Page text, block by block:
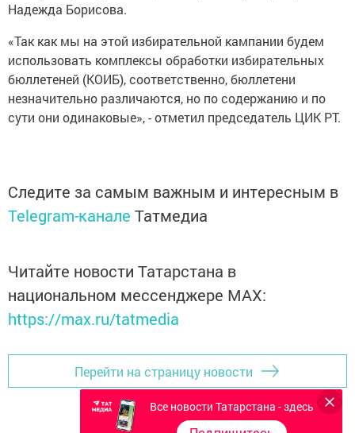
Надежда Борисова.
«Так как мы на этой избирательной кампании будем
использовать комплексы обработки избирательных
бюллетеней (КОИБ), соответственно, бюллетени
незначительно различаются, но по содержанию и по
сути они одинаковые», - отметил председатель ЦИК РТ.
Следите за самым важным и интересным в
Telegram-канале Татмедиа
Читайте новости Татарстана в
национальном мессенджере MАХ:
https://max.ru/tatmedia
Перейти на страницу новости
Все новости Татарстана - здесь